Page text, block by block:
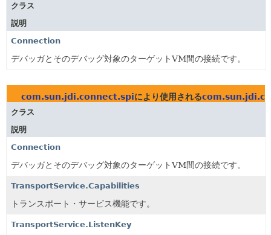
クラス
説明
Connection
デバッガとそのデバッグ対象のターゲットVM間の接続です。
com.sun.jdi.connect.spiにより使用される
クラス
説明
Connection
デバッガとそのデバッグ対象のターゲットVM間の接続です。
TransportService.Capabilities
トランスポート・サービス機能です。
TransportService.ListenKey